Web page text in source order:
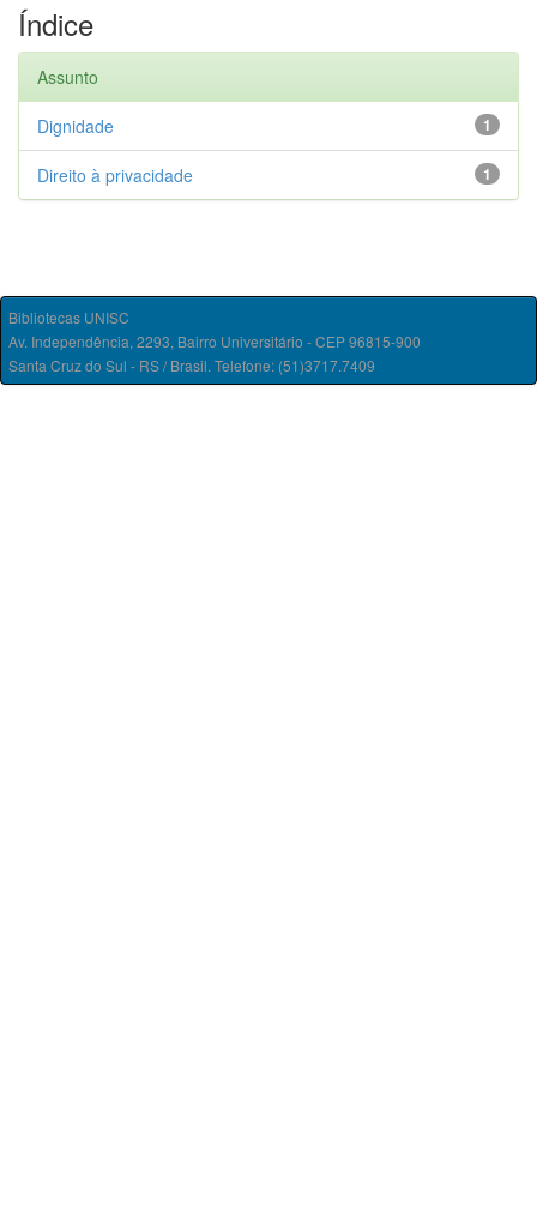
Índice
Assunto
1
Dignidade
1
Direito à privacidade
Bibliotecas UNISC
Av. Independência, 2293, Bairro Universitário - CEP 96815-900
Santa Cruz do Sul - RS / Brasil. Telefone: (51)3717.7409